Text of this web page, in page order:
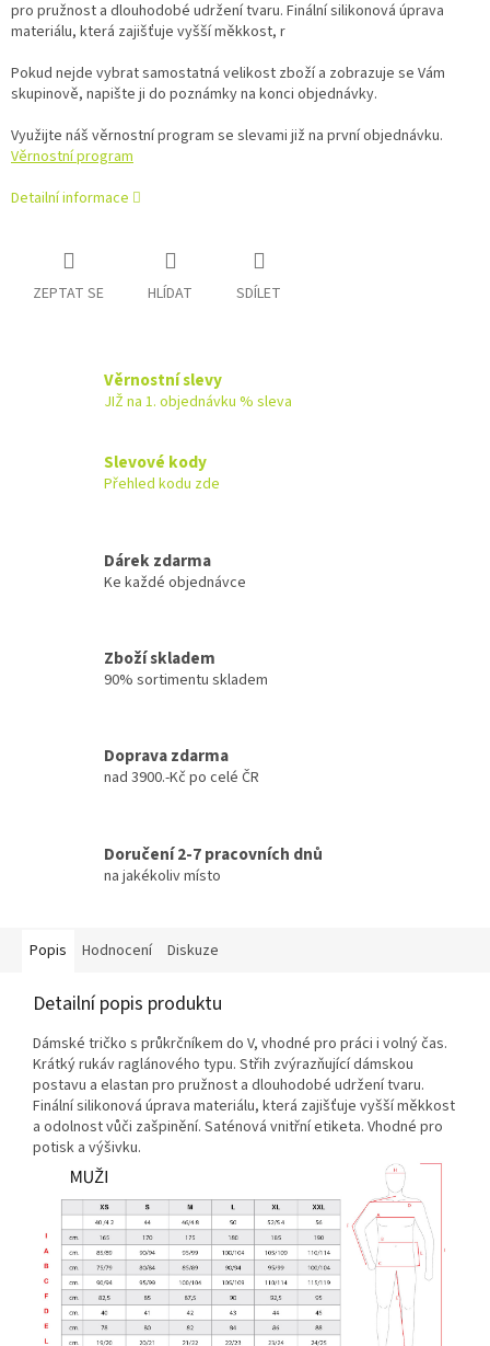
pro pružnost a dlouhodobé udržení tvaru. Finální silikonová úprava
materiálu, která zajišťuje vyšší měkkost, r
Pokud nejde vybrat samostatná velikost zboží a zobrazuje se Vám
skupinově, napište ji do poznámky na konci objednávky.
Využijte náš věrnostní program se slevami již na první objednávku.
Věrnostní program
Detailní informace
ZEPTAT SE HLÍDAT SDÍLET
Věrnostní slevy
JIŽ na 1. objednávku % sleva
Slevové kody
Přehled kodu zde
Dárek zdarma
Ke každé objednávce
Zboží skladem
90% sortimentu skladem
Doprava zdarma
nad 3900.-Kč po celé ČR
Doručení 2-7 pracovních dnů
na jakékoliv místo
Popis Hodnocení Diskuze
Detailní popis produktu
Dámské tričko s průkrčníkem do V, vhodné pro práci i volný čas.
Krátký rukáv raglánového typu. Střih zvýrazňující dámskou
postavu a elastan pro pružnost a dlouhodobé udržení tvaru.
Finální silikonová úprava materiálu, která zajišťuje vyšší měkkost
a odolnost vůči zašpinění. Saténová vnitřní etiketa. Vhodné pro
potisk a výšivku.